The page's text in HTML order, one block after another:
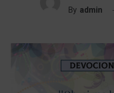
By admin